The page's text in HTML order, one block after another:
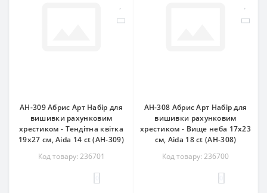
AH-309 Абрис Арт Набір для
вишивки рахунковим
хрестиком - Тендітна квітка
19x27 см, Aida 14 ct (АН-309)
Код товару: 236701
AH-308 Абрис Арт Набір для
вишивки рахунковим
хрестиком - Вище неба 17x23
см, Aida 18 ct (АН-308)
Код товару: 236700